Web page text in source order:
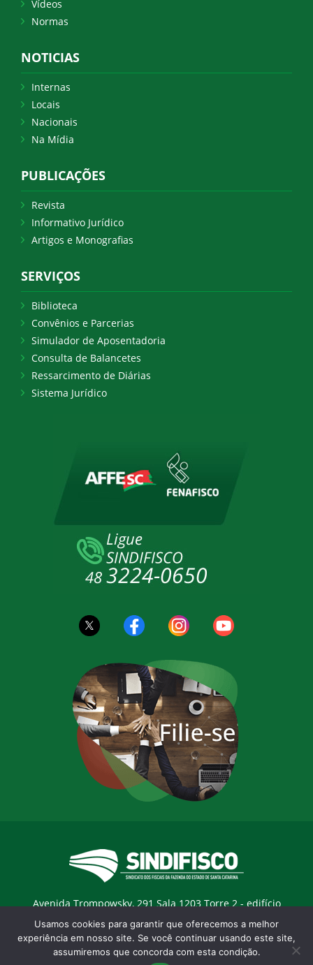
Vídeos
Normas
NOTICIAS
Internas
Locais
Nacionais
Na Mídia
PUBLICAÇÕES
Revista
Informativo Jurídico
Artigos e Monografias
SERVIÇOS
Biblioteca
Convênios e Parcerias
Simulador de Aposentadoria
Consulta de Balancetes
Ressarcimento de Diárias
Sistema Jurídico
Avenida Trompowsky, 291 Sala 1203 Torre 2 - edifício
Trompowsky Corporate - Centro - Florianopólis / SC - CEP:
88015-300 |E-mail:sindifisco@sindifisco.org.br
Desenvolvido pelaagência Marketing Objetivo
Usamos cookies para garantir que oferecemos a melhor
experiência em nosso site. Se você continuar usando este site,
assumiremos que concorda com esta condição.